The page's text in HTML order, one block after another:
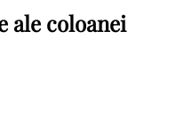
ale coloanei